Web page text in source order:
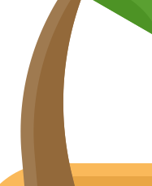
ALU kola
Dodáváme aj na